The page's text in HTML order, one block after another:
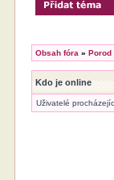
Obsah fóra »Porod
Kdo je online
Uživatelé